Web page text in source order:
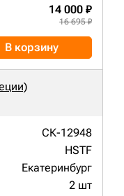
14 000 ₽
16 695 ₽
В корзину
СК-12948
HSTF
Екатеринбург
2 шт